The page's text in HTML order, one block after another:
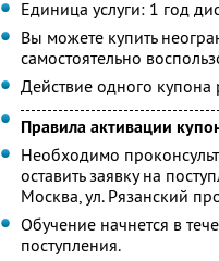
Единица услуги: 1 год
Вы можете купить
самостоятельно
Действие одного купона
Правила активации
Необходимо
оставить заявку на
Москва, ул. Рязанский
Обучение начнется в
поступления.